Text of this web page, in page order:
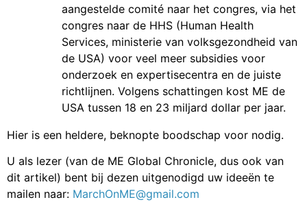
aangestelde comité naar het congres, via het
congres naar de HHS (Human Health
Services, ministerie van volksgezondheid van
de USA) voor veel meer subsidies voor
onderzoek en expertisecentra en de juiste
richtlijnen. Volgens schattingen kost ME de
USA tussen 18 en 23 miljard dollar per jaar.
Hier is een heldere, beknopte boodschap voor nodig.
U als lezer (van de ME Global Chronicle, dus ook van
dit artikel) bent bij dezen uitgenodigd uw ideeën te
mailen naar: MarchOnME@gmail.com